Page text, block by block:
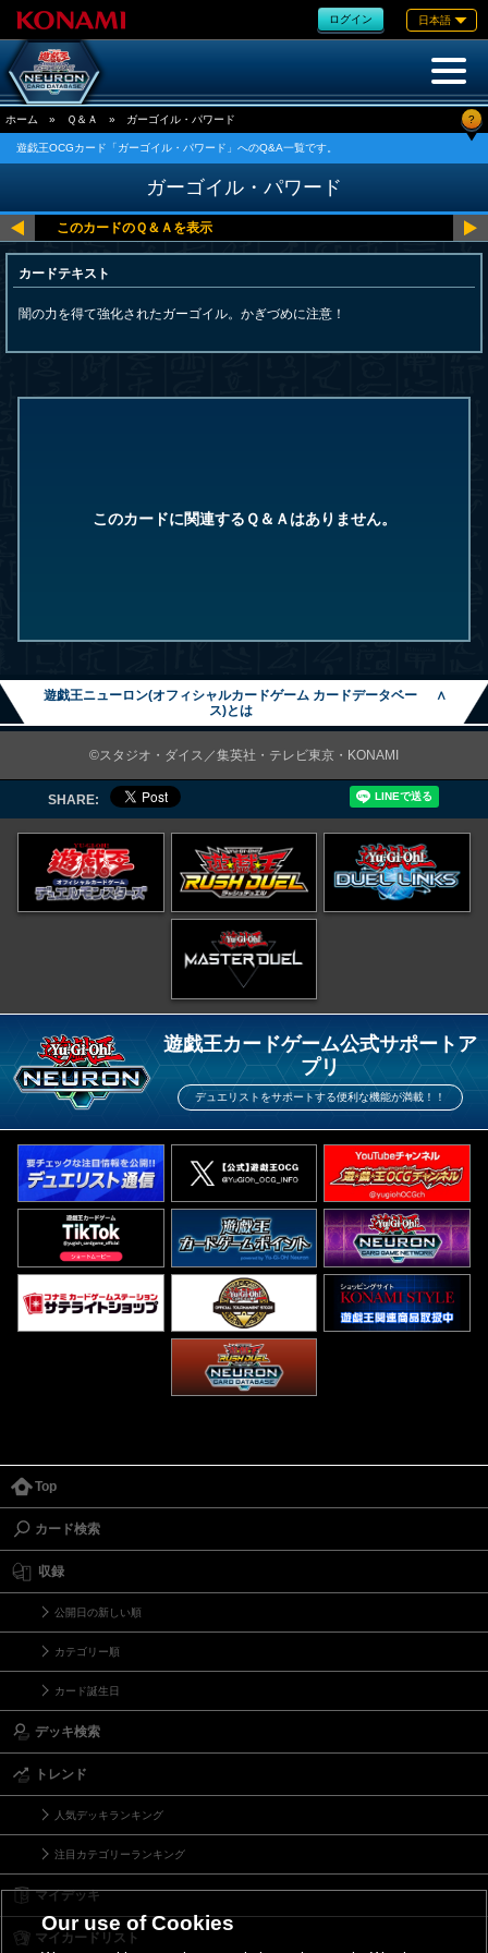
ログイン 日本語
ホーム » Ｑ＆Ａ » ガーゴイル・パワード ?
遊戯王OCGカード「ガーゴイル・パワード」へのQ&A一覧です。
ガーゴイル・パワード
カードテキスト
闇の力を得て強化されたガーゴイル。かぎづめに注意！
このカードに関連するＱ＆Ａはありません。
遊戯王ニューロン(オフィシャルカードゲーム カードデータベー
ス)とは
∧
©スタジオ・ダイス／集英社・テレビ東京・KONAMI
SHARE:
遊戯王カードゲーム公式サポートア
プリ
デュエリストをサポートする便利な機能が満載！！
Top
カード検索
収録
公開日の新しい順
カテゴリー順
カード誕生日
デッキ検索
トレンド
人気デッキランキング
注目カテゴリーランキング
マイデッキ
マイカードリスト
Our use of Cookies